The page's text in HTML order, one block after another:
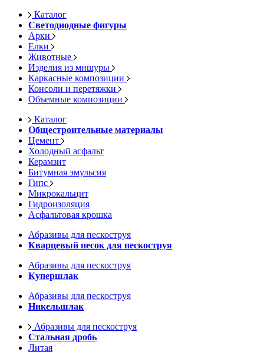
Каталог
Светодиодные фигуры
Арки
Елки
Животные
Изделия из мишуры
Каркасные композиции
Консоли и перетяжки
Объемные композиции
Каталог
Общестроительные материалы
Цемент
Холодный асфальт
Керамзит
Битумная эмульсия
Гипс
Микрокальцит
Гидроизоляция
Асфальтовая крошка
Абразивы для пескоструя
Кварцевый песок для пескоструя
Абразивы для пескоструя
Купершлак
Абразивы для пескоструя
Никельшлак
Абразивы для пескоструя
Стальная дробь
Литая